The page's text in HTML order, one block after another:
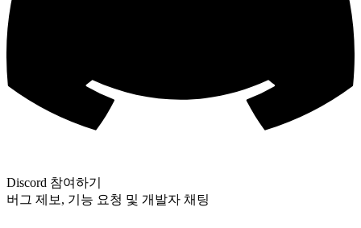
Discord 참여하기
버그 제보, 기능 요청 및 개발자 채팅